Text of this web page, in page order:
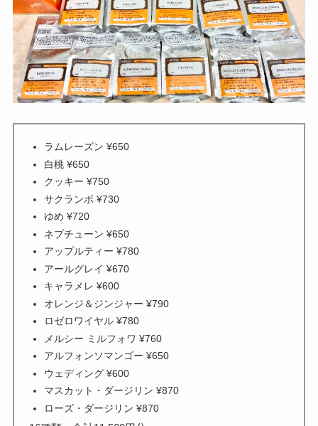
ラムレーズン ¥650
白桃 ¥650
クッキー ¥750
サクランボ ¥730
ゆめ ¥720
ネプチューン ¥650
アップルティー ¥780
アールグレイ ¥670
キャラメレ ¥600
オレンジ＆ジンジャー ¥790
ロゼロワイヤル ¥780
メルシー ミルフォワ ¥760
アルフォンソマンゴー ¥650
ウェディング ¥600
マスカット・ダージリン ¥870
ローズ・ダージリン ¥870